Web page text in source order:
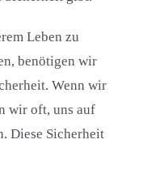
Leben zu
benötigen wir
Wenn wir
wir oft, uns auf
Diese Sicherheit